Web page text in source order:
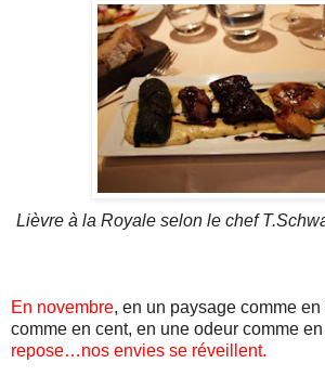
Lièvre à la Royale selon le chef
En novembre, en un paysage comme
comme en cent, en une odeur comme
repose…nos envies se réveillent.